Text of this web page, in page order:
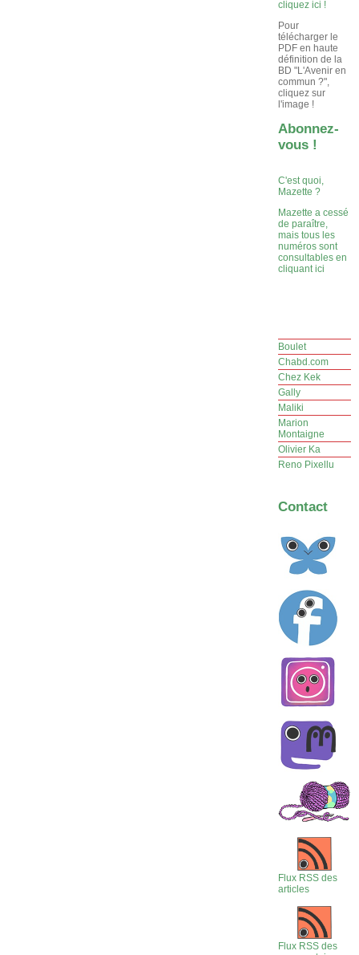
cliquez ici !
Pour
télécharger le
PDF en haute
définition de la
BD "L'Avenir en
commun ?",
cliquez sur
l'image !
Abonnez-
vous !
C'est quoi,
Mazette ?
Mazette a cessé
de paraître,
mais tous les
numéros sont
consultables en
cliquant ici
Boulet
Chabd.com
Chez Kek
Gally
Maliki
Marion
Montaigne
Olivier Ka
Reno Pixellu
Contact
Flux RSS des
articles
Flux RSS des